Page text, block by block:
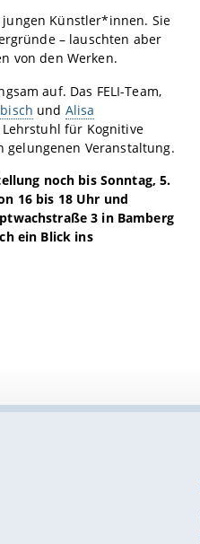
Künstler*innen. Sie
– lauschten aber
von den Werken.
auf. Das FELI-Team,
und Alisa
für Kognitive
gelungenen Veranstaltung.
noch bis Sonntag, 5.
16 bis 18 Uhr und
3 in Bamberg
ein Blick ins